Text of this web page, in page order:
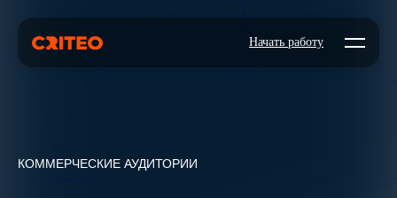
Начать работу Open
КОММЕРЧЕСКИЕ АУДИТОРИИ